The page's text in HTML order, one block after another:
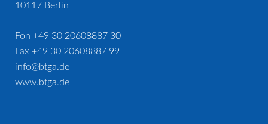
10117 Berlin
Fon +49 30 20608887 30
Fax +49 30 20608887 99
info@btga.de
www.btga.de